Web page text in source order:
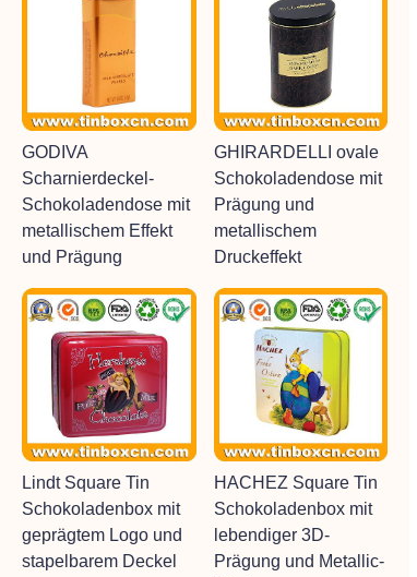
GODIVA
Scharnierdeckel-
Schokoladendose mit
metallischem Effekt
und Prägung
GHIRARDELLI ovale
Schokoladendose mit
Prägung und
metallischem
Druckeffekt
Lindt Square Tin
Schokoladenbox mit
geprägtem Logo und
stapelbarem Deckel
HACHEZ Square Tin
Schokoladenbox mit
lebendiger 3D-
Prägung und Metallic-